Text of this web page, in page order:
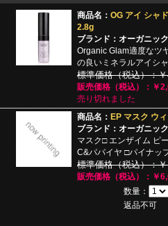
商品名： OG アイ シャ
2.8g
ブランド：オーガニッ
Organic Glam適度なツ
の良いミネラルアイシ
標準価格（税込）：
販売価格（税込）：￥
売り切れました
商品名： EP マスク ウ
ブランド：オーガニッ
マスク□ エンザイム ピ
C&パパイヤ □パイナッ
標準価格（税込）：
販売価格（税込）：￥
数量：
返品不可